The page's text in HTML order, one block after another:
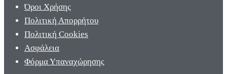
Όροι Χρήσης
Πολιτική Απορρήτου
Πολιτική Cookies
Ασφάλεια
Φόρμα Υπαναχώρησης